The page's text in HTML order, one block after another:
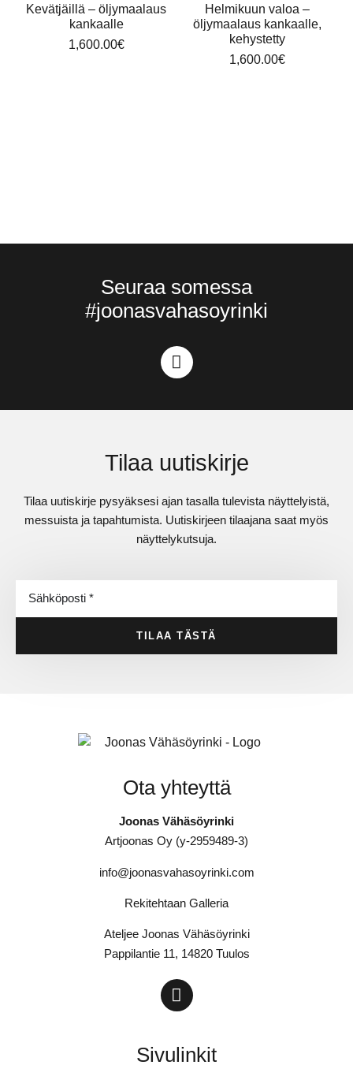
Kevätjäillä – öljymaalaus
kankaalle
1,600.00€
Helmikuun valoa –
öljymaalaus kankaalle,
kehystetty
1,600.00€
Seuraa somessa
#joonasvahasoyrinki
Tilaa uutiskirje
Tilaa uutiskirje pysyäksesi ajan tasalla tulevista näyttelyistä,
messuista ja tapahtumista. Uutiskirjeen tilaajana saat myös
näyttelykutsuja.
TILAA TÄSTÄ
Ota yhteyttä
Joonas Vähäsöyrinki
Artjoonas Oy (y-2959489-3)
info@joonasvahasoyrinki.com
Rekitehtaan Galleria
Ateljee Joonas Vähäsöyrinki
Pappilantie 11, 14820 Tuulos
Sivulinkit